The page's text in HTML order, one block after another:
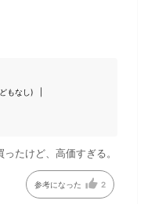
含む）
ウダーです。ズッキーニ
帆立の甘さと旨味を引き
イヨン、鯛だし、香味
産）、ズッキーニ、ほた
／酸化防止剤（V.E）、
もなし)
たけど、高価すぎる。
参考になった 2